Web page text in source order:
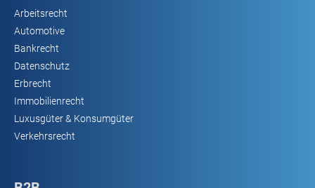
Arbeitsrecht
Automotive
Bankrecht
Datenschutz
Erbrecht
Immobilienrecht
Luxusgüter & Konsumgüter
Verkehrsrecht